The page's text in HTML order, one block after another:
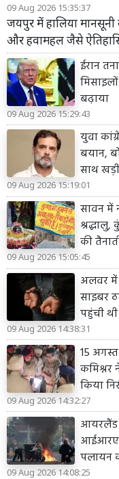
09 Aug 2026 15:35:37
जयपुर में हालिया
और हवामहल जैसे
ईरान
बढ़ाया
09 Aug 2026 15:29:43
युवा
बयान,
साथ खड़ी
09 Aug 2026 15:19:01
सावन में
की
09 Aug 2026 15:05:45
अलवर में
साइबर
पहुंची
09 Aug 2026 14:38:31
15
कमिश्नर
किया
09 Aug 2026 14:32:27
आयरलैंड
आईआरए
पलायन
09 Aug 2026 14:08:25